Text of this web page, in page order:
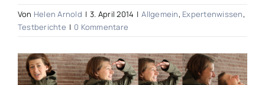
Outdoor-Szene
CAMP4-Team
Von Helen Arnold | 3. April 2014 | Allgemein, Expertenwissen,
Testberichte | 0 Kommentare
Zeige
grösseres